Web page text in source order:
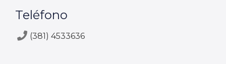
Teléfono
(381) 4533636